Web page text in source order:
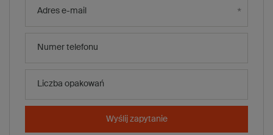
Adres e-mail
Numer telefonu
Liczba opakowań
Wyślij zapytanie
Cena regularna: 12,40 zł